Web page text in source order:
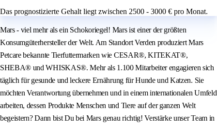
Das prognostizierte Gehalt liegt zwischen 2500 - 3000 € pro Monat.
Mars - viel mehr als ein Schokoriegel! Mars ist einer der größten
Konsumgüterhersteller der Welt. Am Standort Verden produziert Mars
Petcare bekannte Tierfuttermarken wie CESAR®, KITEKAT®,
SHEBA® und WHISKAS®. Mehr als 1.100 Mitarbeiter engagieren sich
täglich für gesunde und leckere Ernährung für Hunde und Katzen. Sie
möchten Verantwortung übernehmen und in einem internationalen Umfeld
arbeiten, dessen Produkte Menschen und Tiere auf der ganzen Welt
begeistern? Dann bist Du bei Mars genau richtig! Verstärke unser Team in